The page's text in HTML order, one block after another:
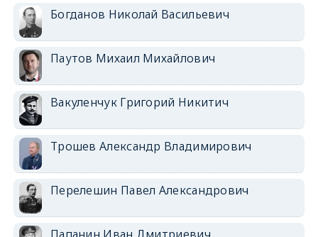
Богданов Николай Васильевич
Паутов Михаил Михайлович
Вакуленчук Григорий Никитич
Трошев Александр Владимирович
Перелешин Павел Александрович